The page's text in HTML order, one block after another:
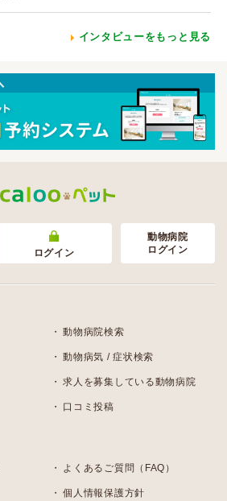
インタビューをもっと見る
ログイン
動物病院
ログイン
動物病院検索
動物病気 / 症状検索
求人を募集している動物病院
口コミ投稿
よくあるご質問（FAQ）
個人情報保護方針